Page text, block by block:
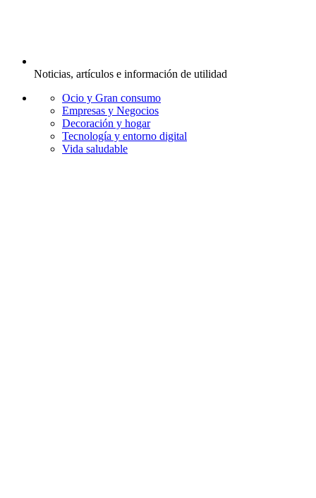
Noticias, artículos e información de utilidad
Ocio y Gran consumo
Empresas y Negocios
Decoración y hogar
Tecnología y entorno digital
Vida saludable